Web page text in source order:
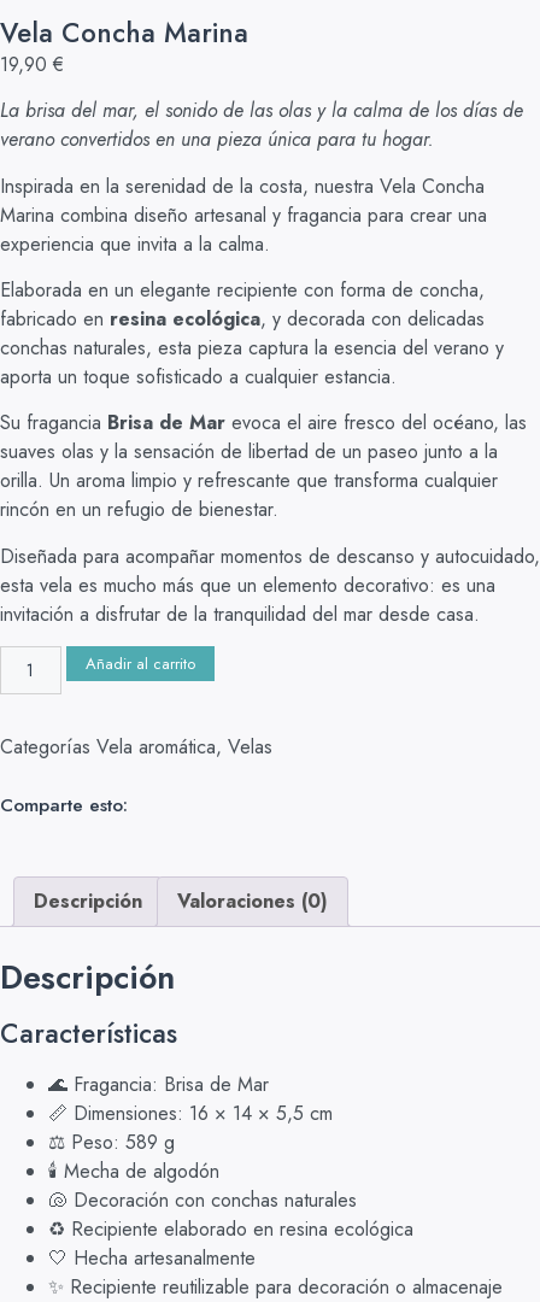
Vela Concha Marina
19,90 €
La brisa del mar, el sonido de las olas y la calma de los días de
verano convertidos en una pieza única para tu hogar.
Inspirada en la serenidad de la costa, nuestra Vela Concha
Marina combina diseño artesanal y fragancia para crear una
experiencia que invita a la calma.
Elaborada en un elegante recipiente con forma de concha,
fabricado en resina ecológica, y decorada con delicadas
conchas naturales, esta pieza captura la esencia del verano y
aporta un toque sofisticado a cualquier estancia.
Su fragancia Brisa de Mar evoca el aire fresco del océano, las
suaves olas y la sensación de libertad de un paseo junto a la
orilla. Un aroma limpio y refrescante que transforma cualquier
rincón en un refugio de bienestar.
Diseñada para acompañar momentos de descanso y autocuidado,
esta vela es mucho más que un elemento decorativo: es una
invitación a disfrutar de la tranquilidad del mar desde casa.
Añadir al carrito
Categorías Vela aromática, Velas
Comparte esto:
Descripción Valoraciones (0)
Descripción
Características
🌊 Fragancia: Brisa de Mar
📏 Dimensiones: 16 × 14 × 5,5 cm
⚖️ Peso: 589 g
🕯️ Mecha de algodón
🐚 Decoración con conchas naturales
♻️ Recipiente elaborado en resina ecológica
🤍 Hecha artesanalmente
✨ Recipiente reutilizable para decoración o almacenaje